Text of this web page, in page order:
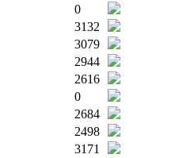
0
3132
3079
2944
2616
0
2684
2498
3171